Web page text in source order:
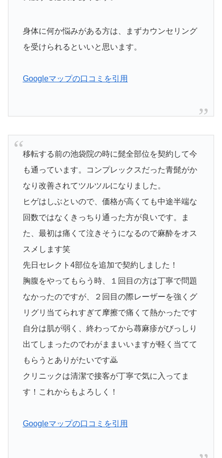
身体に何か悩みがある方は、まずカウンセリング
を受けられるといいと思います。
Googleマップの口コミを引用
移転する前の池袋院の時に髭全部位を契約して今
も通っています。コンプレックスだった青髭がか
なり改善されてツルツルになりました。
ヒゲはしぶといので、価格が高くても中途半端な
回数ではなくきっちり通った方が良いです。ま
た、最初は痛くて泣きそうになるので麻酔をオス
スメします笑
先日セレクト4部位を追加で契約しました！
胸腹をやってもらう時、１回目の方は丁寧で問題
なかったのですが、２回目の際レーザーを強くグ
リグリ当てられすぎて摩擦で痛くて熱かったです
自分は肌が弱く、終わってから蕁麻疹がびっしり
出てしまったのでわがままいいますが軽く当てて
もらうとありがたいです🙇
クリニックは清潔で接客が丁寧で気に入ってま
す！これからもよろしく！
Googleマップの口コミを引用